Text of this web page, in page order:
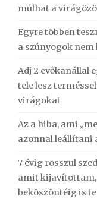
múlhat a
Egyre többen
a szúnyogok
Adj 2 evőkanállal
tele lesz
virágokat
Az a hiba, ami
azonnal leállítani
7 évig rosszul
amit kijavítottam,
beköszöntéig is